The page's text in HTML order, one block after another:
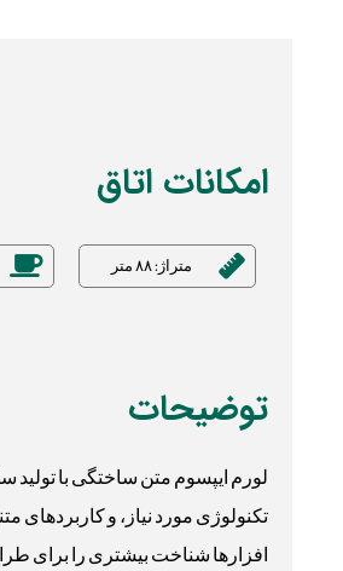
امکانات اتاق
متراژ: ۸۸ متر
توضیحات
لورم ایپسوم متن ساختگی با
تکنولوژی مورد نیاز، و
افزارها شناخت بیشتری را برای